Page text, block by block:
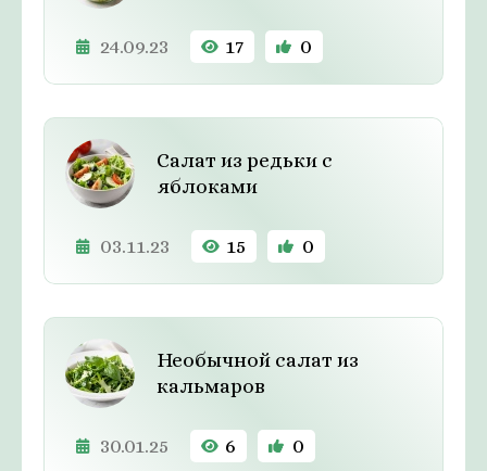
24.09.23 17 0
Салат из редьки с
яблоками
03.11.23 15 0
Необычной салат из
кальмаров
30.01.25 6 0